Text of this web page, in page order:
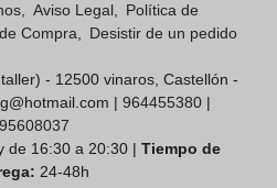
Aviso Legal
Política de
Compra Desistir de un pedido
- 12500 vinaros, Castellón -
| 964455380 |
de 16:30 a 20:30 | Tiempo de
24-48h